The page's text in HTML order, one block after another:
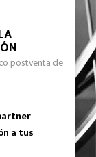
postventa de
a tus